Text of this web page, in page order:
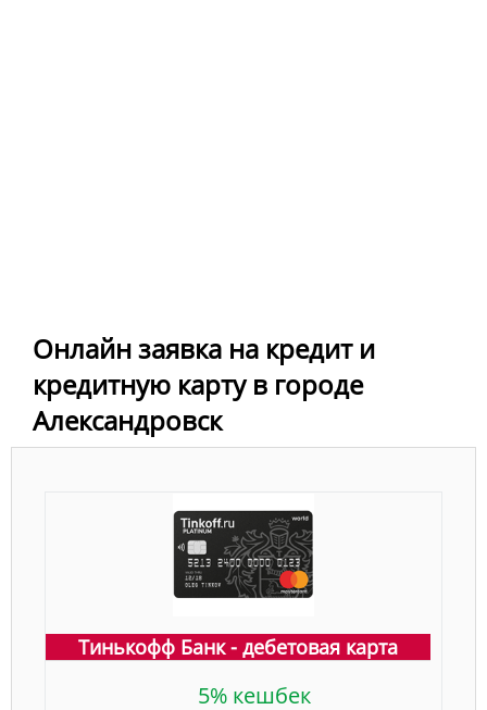
Онлайн заявка на кредит и
кредитную карту в городе
Александровск
Тинькофф Банк - дебетовая карта
5% кешбек